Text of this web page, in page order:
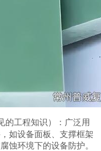
的工程知识）：广泛用
如设备面板、支撑框架
蚀环境下的设备防护。